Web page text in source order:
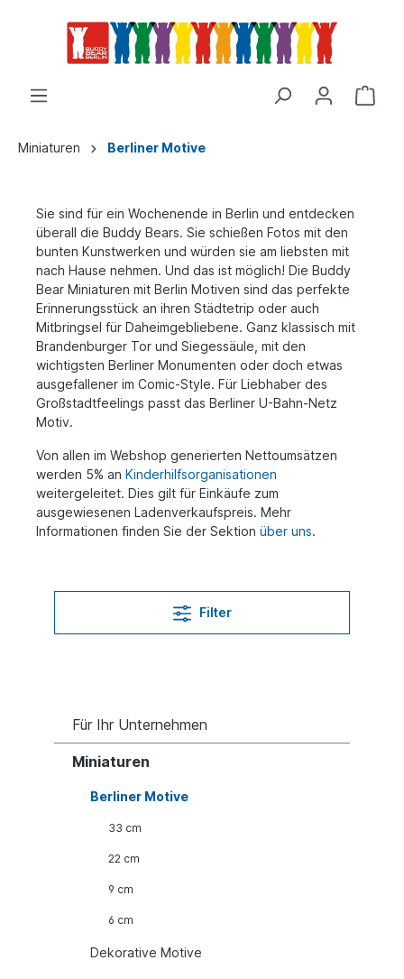
Miniaturen Berliner Motive
Sie sind für ein Wochenende in Berlin und entdecken
überall die Buddy Bears. Sie schießen Fotos mit den
bunten Kunstwerken und würden sie am liebsten mit
nach Hause nehmen. Und das ist möglich! Die Buddy
Bear Miniaturen mit Berlin Motiven sind das perfekte
Erinnerungsstück an ihren Städtetrip oder auch
Mitbringsel für Daheimgebliebene. Ganz klassisch mit
Brandenburger Tor und Siegessäule, mit den
wichtigsten Berliner Monumenten oder doch etwas
ausgefallener im Comic-Style. Für Liebhaber des
Großstadtfeelings passt das Berliner U-Bahn-Netz
Motiv.
Von allen im Webshop generierten Nettoumsätzen
werden 5% an Kinderhilfsorganisationen
weitergeleitet. Dies gilt für Einkäufe zum
ausgewiesenen Ladenverkaufspreis. Mehr
Informationen finden Sie der Sektion über uns.
Filter
Für Ihr Unternehmen
Miniaturen
Berliner Motive
33 cm
22 cm
9 cm
6 cm
Dekorative Motive